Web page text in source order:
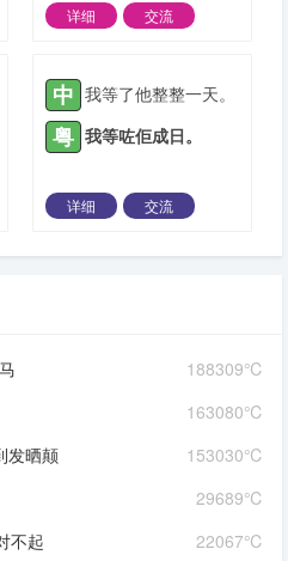
详细
交流
中 我等了他整整一天。
粤 我等咗佢成日。
详细
交流
188309℃
163080℃
153030℃
发晒颠
29689℃
22067℃
不起